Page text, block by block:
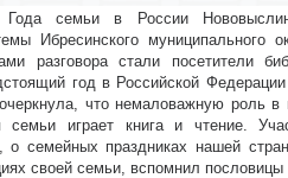
семьи в России
Ибресинского
разговора стали посетители
год в Российской
что немаловажную роль в
семьи играет книга и чтение.
о семейных праздниках нашей
своей семьи, вспомнил пословицы